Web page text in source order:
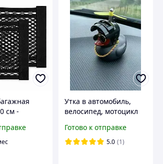
см -
и
Утка в автомобиль,
велосипед, мотоцикл
и аксессуар в
машину,на самокат
Готово к отправке
5.0 (1)